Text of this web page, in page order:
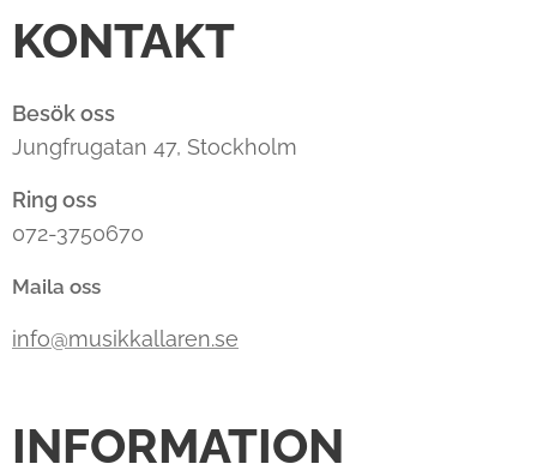
KONTAKT
Besök oss
Jungfrugatan 47, Stockholm
Ring oss
072-3750670
Maila oss
info@musikkallaren.se
INFORMATION